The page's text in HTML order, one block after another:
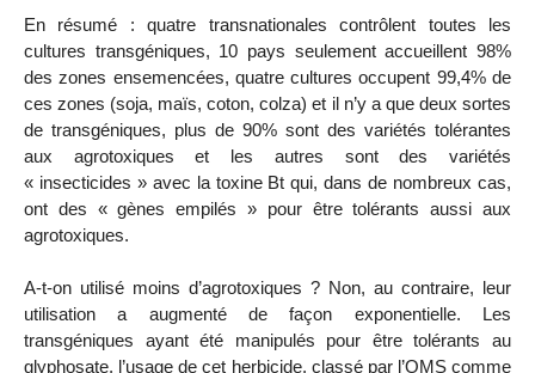
En résumé : quatre transnationales contrôlent toutes les
cultures transgéniques, 10 pays seulement accueillent 98%
des zones ensemencées, quatre cultures occupent 99,4% de
ces zones (soja, maïs, coton, colza) et il n’y a que deux sortes
de transgéniques, plus de 90% sont des variétés tolérantes
aux agrotoxiques et les autres sont des variétés
« insecticides » avec la toxine Bt qui, dans de nombreux cas,
ont des « gènes empilés » pour être tolérants aussi aux
agrotoxiques.
A-t-on utilisé moins d’agrotoxiques ? Non, au contraire, leur
utilisation a augmenté de façon exponentielle. Les
transgéniques ayant été manipulés pour être tolérants au
glyphosate, l’usage de cet herbicide, classé par l’OMS comme